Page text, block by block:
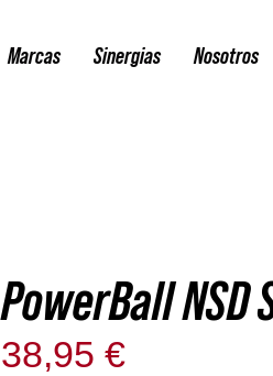
Marcas Sinergias Nosotros
PowerBall NSD
38,95€